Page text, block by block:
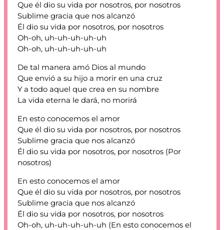
Que él dio su vida por nosotros, por nosotros
Sublime gracia que nos alcanzó
Él dio su vida por nosotros, por nosotros
Oh-oh, uh-uh-uh-uh-uh
Oh-oh, uh-uh-uh-uh-uh
De tal manera amó Dios al mundo
Que envió a su hijo a morir en una cruz
Y a todo aquel que crea en su nombre
La vida eterna le dará, no morirá
En esto conocemos el amor
Que él dio su vida por nosotros, por nosotros
Sublime gracia que nos alcanzó
Él dio su vida por nosotros, por nosotros (Por
nosotros)
En esto conocemos el amor
Que él dio su vida por nosotros, por nosotros
Sublime gracia que nos alcanzó
Él dio su vida por nosotros, por nosotros
Oh-oh, uh-uh-uh-uh-uh (En esto conocemos el